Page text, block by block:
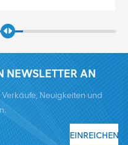
NEWSLETTER AN
Neuigkeiten und
EINREICHEN